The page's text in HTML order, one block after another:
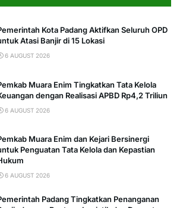
Kota Padang Aktifkan Seluruh OPD
Atasi Banjir di 15 Lokasi
6 AUGUST 2026
Muara Enim Tingkatkan Tata Kelola
dengan Realisasi APBD Rp4,2 Triliun
6 AUGUST 2026
Muara Enim dan Kejari Bersinergi
Penguatan Tata Kelola dan Kepastian
6 AUGUST 2026
Padang Tingkatkan Penanganan